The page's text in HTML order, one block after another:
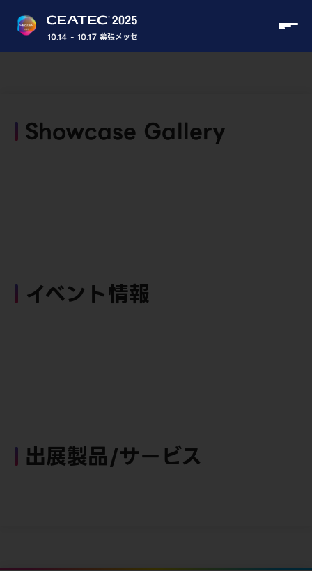
10.14 - 10.17 幕張メッセ
Showcase Gallery
イベント情報
出展製品/サービス